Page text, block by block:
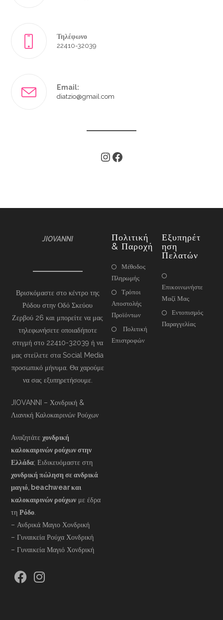
Τηλέφωνο
22410-32039
Email:
diatzio@gmail.com
JIOVANNI
Βρισκόμαστε στο κέντρο της
Ρόδου στην Οδό Σκεύου
Ζερβού 26 και μπορείτε να μας
τηλεφωνήσετε οποιαδήποτε
στιγμή στο 22410-32039 ή να
μας στείλετε στα Social Media
προσωπικό μήνυμα. Θα χαρούμε
να σας εξυπηρετήσουμε.
JIOVANNI – Χονδρική &
Λιανική Καλοκαιρινών Ρούχων
Αναζητάτεχονδρική
καλοκαιρινών ρούχων στην
Ελλάδα; Ειδικευόμαστε στη
χονδρική πώληση σε ανδρικά
μαγιό, beachwear και
καλοκαιρινών ρούχων με έδρα
τηΡόδο.
– Ανδρικά Μαγιο Χονδρική
– Γυναικεία Ρούχα Χονδρική
– Γυναικεία Μαγιό Χονδρική
Πολιτική
& Παροχή
Μέθοδος
Πληρωμής
Τρόποι
Αποστολής
Προϊόντων
Πολιτική
Επιστροφών
Εξυπηρέτ
Ηση
Πελατών
Επικοινωνήστε
Μαζί Μας
Εντοπισμός
Παραγγελίας